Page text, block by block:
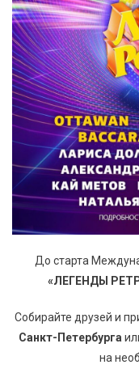
До старта
«ЛЕГЕНДЫ
Собирайте друзей и
Санкт-Петербурга
на